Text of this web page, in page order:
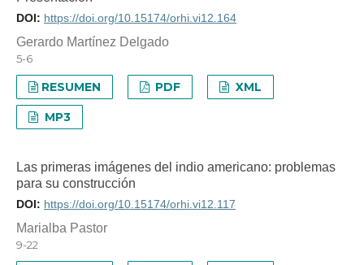
DOI: https://doi.org/10.15174/orhi.vi12.164
Gerardo Martínez Delgado
5-6
RESUMEN PDF XML
MP3
Las primeras imágenes del indio americano: problemas
para su construcción
DOI: https://doi.org/10.15174/orhi.vi12.117
Marialba Pastor
9-22